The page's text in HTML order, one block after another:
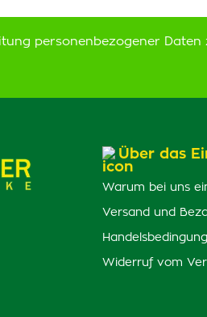
personenbezogener Daten
Über das
Warum bei uns
Versand und
Widerruf vom